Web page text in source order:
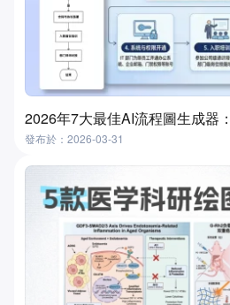
發布於：2026-03-31